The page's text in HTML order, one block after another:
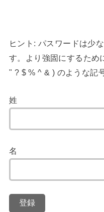
ヒント: パスワードは少
す。より強固にするため
" ? $ % ^ & ) のような記
姓
名
登録